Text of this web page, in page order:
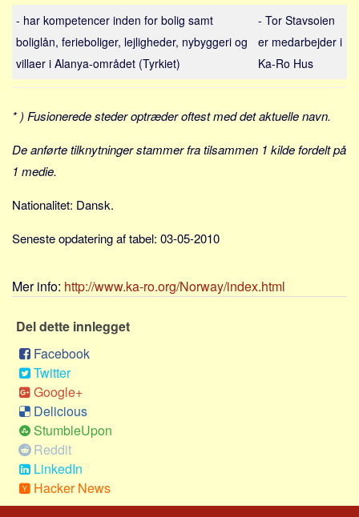
Norge
Thailand
Italia
Amerikas Forente Stater
Alle
Nøkkelord
Bolig
Jobb
Investering
Forbruk
Social sikring
Transport
Alle
Aspekter
Kjoep og salg
Økonomi
- har kompetencer inden for bolig samt
boliglån, ferieboliger, lejligheder, nybyggeri og
villaer i Alanya-området (Tyrkiet)
- Tor Stavsoien
er medarbejder i
Ka-Ro Hus
* ) Fusionerede steder optræder oftest med det aktuelle navn.
De anførte tilknytninger stammer fra tilsammen 1 kilde fordelt på
1 medie.
Nationalitet: Dansk.
Seneste opdatering af tabel: 03-05-2010
Mer info: http://www.ka-ro.org/Norway/index.html
Del dette innlegget
Facebook
Twitter
Google+
Delicious
StumbleUpon
Reddit
LinkedIn
Hacker News